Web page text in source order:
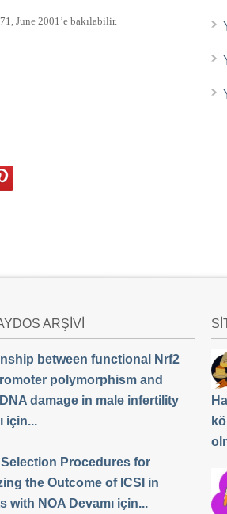
June 2001’e bakılabilir.
ARŞİVİ
between functional Nrf2
polymorphism and
damage in male infertility
için...
Procedures for
the Outcome of ICSI in
with NOA Devamı için...